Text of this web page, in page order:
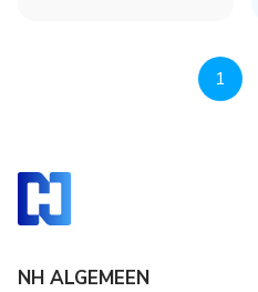
1
NH ALGEMEEN